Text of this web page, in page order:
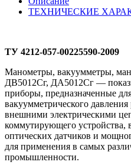
ТЕХНИЧЕСКИЕ
ТУ 4212-057-00225590-2009
Манометры, вакуумметры,
ДВ5012Сг, ДА5012Сг —
приборы, предназначенные
вакуумметрического
внешними электрическими
коммутирующего устройства,
оптических датчиков и
для применения в самых
промышленности.